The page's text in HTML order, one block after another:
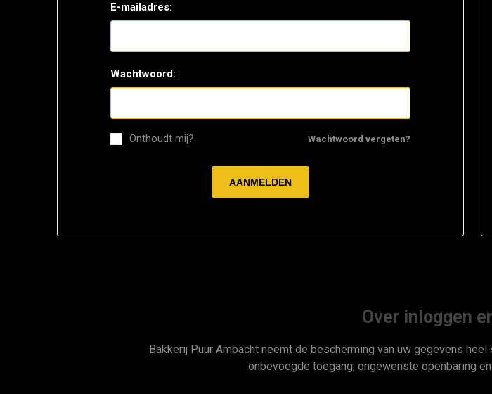
E-mailadres:
Wachtwoord:
Wachtwoord vergeten?
Onthoudt mij?
Over inloggen
Bakkerij Puur Ambacht neemt de bescherming van uw gegevens
onbevoegde toegang, ongewenste openbaring